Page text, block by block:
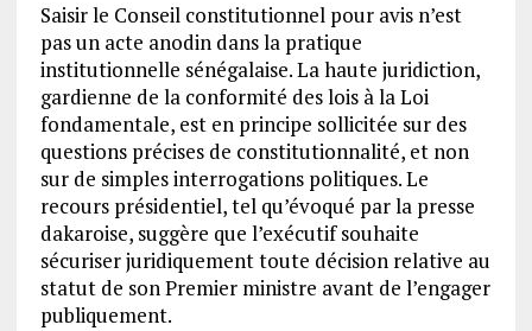
Saisir le Conseil constitutionnel pour avis n’est
pas un acte anodin dans la pratique
institutionnelle sénégalaise. La haute juridiction,
gardienne de la conformité des lois à la Loi
fondamentale, est en principe sollicitée sur des
questions précises de constitutionnalité, et non
sur de simples interrogations politiques. Le
recours présidentiel, tel qu’évoqué par la presse
dakaroise, suggère que l’exécutif souhaite
sécuriser juridiquement toute décision relative au
statut de son Premier ministre avant de l’engager
publiquement.